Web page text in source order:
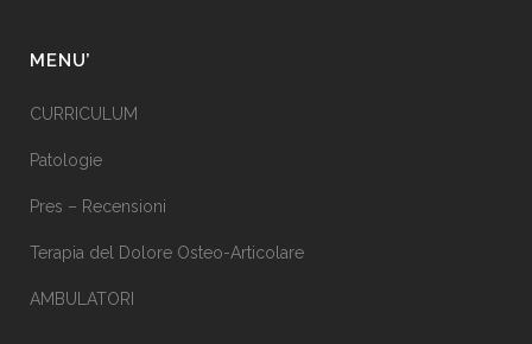
MENU’
CURRICULUM
Patologie
Pres – Recensioni
Terapia del Dolore Osteo-Articolare
AMBULATORI